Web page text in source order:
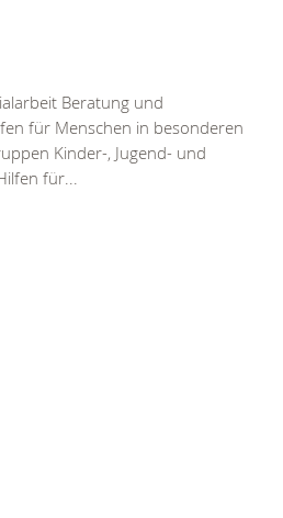
Beratung und
für Menschen in besonderen
Kinder-, Jugend- und
für...